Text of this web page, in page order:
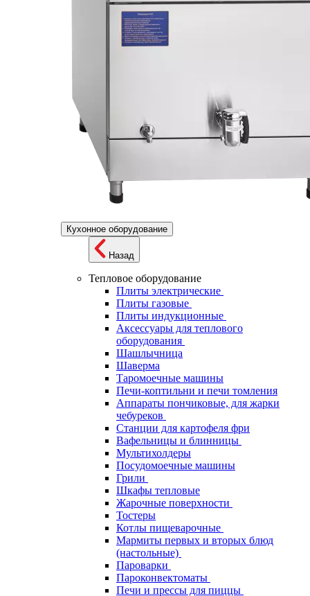
Кухонное оборудование
Назад
Тепловое оборудование
Плиты электрические
Плиты газовые
Плиты индукционные
Аксессуары для теплового
оборудования
Шашлычница
Шаверма
Таромоечные машины
Печи-коптильни и печи томления
Аппараты пончиковые, для жарки
чебуреков
Станции для картофеля фри
Вафельницы и блинницы
Мультихолдеры
Посудомоечные машины
Грили
Шкафы тепловые
Жарочные поверхности
Тостеры
Котлы пищеварочные
Мармиты первых и вторых блюд
(настольные)
Пароварки
Пароконвектоматы
Печи и прессы для пиццы